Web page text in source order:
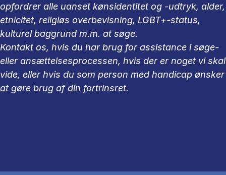
opfordrer alle uanset kønsidentitet og -udtryk, alder,
etnicitet, religiøs overbevisning, LGBT+-status,
kulturel baggrund m.m. at søge.
Kontakt os, hvis du har brug for assistance i søge-
eller ansættelsesprocessen, hvis der er noget vi skal
vide, eller hvis du som person med handicap ønsker
at gøre brug af din fortrinsret.